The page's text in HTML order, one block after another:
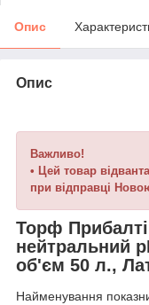
Опис
Опис
Важливо!
• Цей товар
при відправці
Торф
нейтральний
об'єм 50 л.,
Найменування